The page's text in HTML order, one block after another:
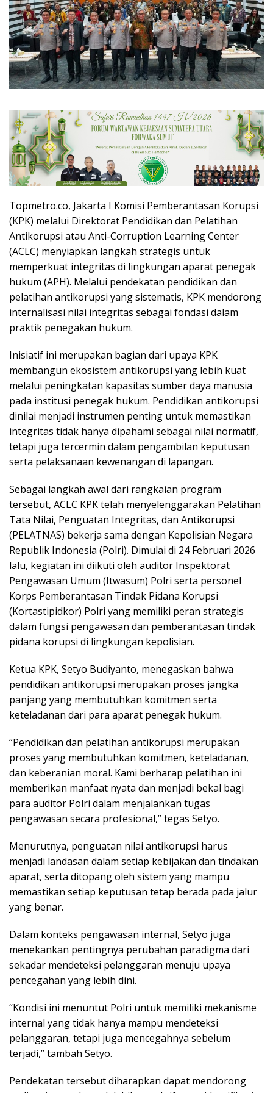
Topmetro.co, Jakarta I Komisi Pemberantasan Korupsi
(KPK) melalui Direktorat Pendidikan dan Pelatihan
Antikorupsi atau Anti-Corruption Learning Center
(ACLC) menyiapkan langkah strategis untuk
memperkuat integritas di lingkungan aparat penegak
hukum (APH). Melalui pendekatan pendidikan dan
pelatihan antikorupsi yang sistematis, KPK mendorong
internalisasi nilai integritas sebagai fondasi dalam
praktik penegakan hukum.
Inisiatif ini merupakan bagian dari upaya KPK
membangun ekosistem antikorupsi yang lebih kuat
melalui peningkatan kapasitas sumber daya manusia
pada institusi penegak hukum. Pendidikan antikorupsi
dinilai menjadi instrumen penting untuk memastikan
integritas tidak hanya dipahami sebagai nilai normatif,
tetapi juga tercermin dalam pengambilan keputusan
serta pelaksanaan kewenangan di lapangan.
Sebagai langkah awal dari rangkaian program
tersebut, ACLC KPK telah menyelenggarakan Pelatihan
Tata Nilai, Penguatan Integritas, dan Antikorupsi
(PELATNAS) bekerja sama dengan Kepolisian Negara
Republik Indonesia (Polri). Dimulai di 24 Februari 2026
lalu, kegiatan ini diikuti oleh auditor Inspektorat
Pengawasan Umum (Itwasum) Polri serta personel
Korps Pemberantasan Tindak Pidana Korupsi
(Kortastipidkor) Polri yang memiliki peran strategis
dalam fungsi pengawasan dan pemberantasan tindak
pidana korupsi di lingkungan kepolisian.
Ketua KPK, Setyo Budiyanto, menegaskan bahwa
pendidikan antikorupsi merupakan proses jangka
panjang yang membutuhkan komitmen serta
keteladanan dari para aparat penegak hukum.
“Pendidikan dan pelatihan antikorupsi merupakan
proses yang membutuhkan komitmen, keteladanan,
dan keberanian moral. Kami berharap pelatihan ini
memberikan manfaat nyata dan menjadi bekal bagi
para auditor Polri dalam menjalankan tugas
pengawasan secara profesional,” tegas Setyo.
Menurutnya, penguatan nilai antikorupsi harus
menjadi landasan dalam setiap kebijakan dan tindakan
aparat, serta ditopang oleh sistem yang mampu
memastikan setiap keputusan tetap berada pada jalur
yang benar.
Dalam konteks pengawasan internal, Setyo juga
menekankan pentingnya perubahan paradigma dari
sekadar mendeteksi pelanggaran menuju upaya
pencegahan yang lebih dini.
“Kondisi ini menuntut Polri untuk memiliki mekanisme
internal yang tidak hanya mampu mendeteksi
pelanggaran, tetapi juga mencegahnya sebelum
terjadi,” tambah Setyo.
Pendekatan tersebut diharapkan dapat mendorong